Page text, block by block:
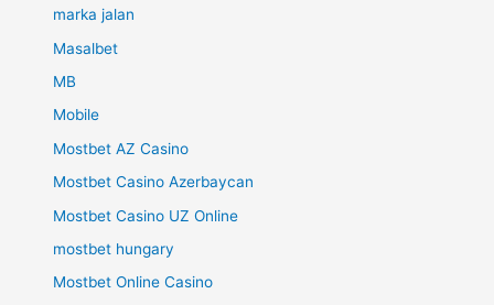
marka jalan
Masalbet
MB
Mobile
Mostbet AZ Casino
Mostbet Casino Azerbaycan
Mostbet Casino UZ Online
mostbet hungary
Mostbet Online Casino